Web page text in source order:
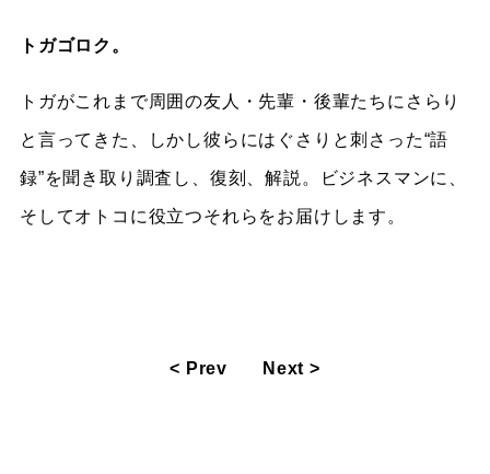
トガゴロク。
トガがこれまで周囲の友人・先輩・後輩たちにさらり
と言ってきた、しかし彼らにはぐさりと刺さった“語
録”を聞き取り調査し、復刻、解説。ビジネスマンに、
そしてオトコに役立つそれらをお届けします。
< Prev Next >